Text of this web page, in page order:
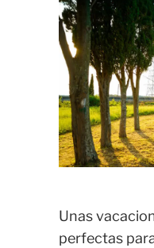
Unas
perfectas